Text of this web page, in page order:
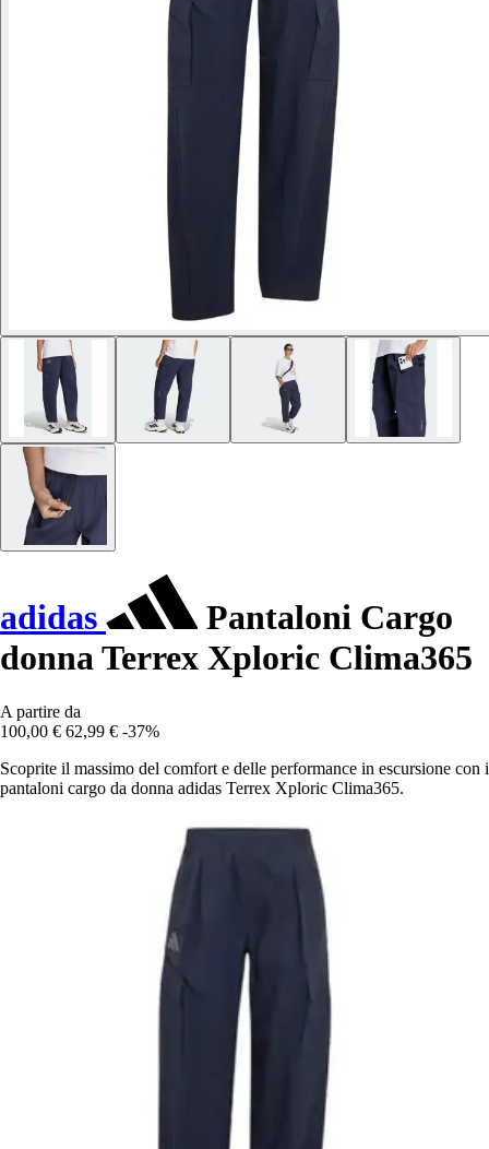
adidas
Pantaloni Cargo
donna Terrex Xploric Clima365
A partire da
100,00 € 62,99 € -37%
Scoprite il massimo del comfort e delle performance in escursione con i
pantaloni cargo da donna adidas Terrex Xploric Clima365.